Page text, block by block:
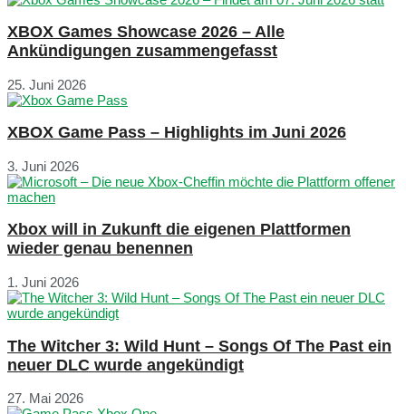
XBOX Games Showcase 2026 – Alle
Ankündigungen zusammengefasst
25. Juni 2026
XBOX Game Pass – Highlights im Juni 2026
3. Juni 2026
Xbox will in Zukunft die eigenen Plattformen
wieder genau benennen
1. Juni 2026
The Witcher 3: Wild Hunt – Songs Of The Past ein
neuer DLC wurde angekündigt
27. Mai 2026